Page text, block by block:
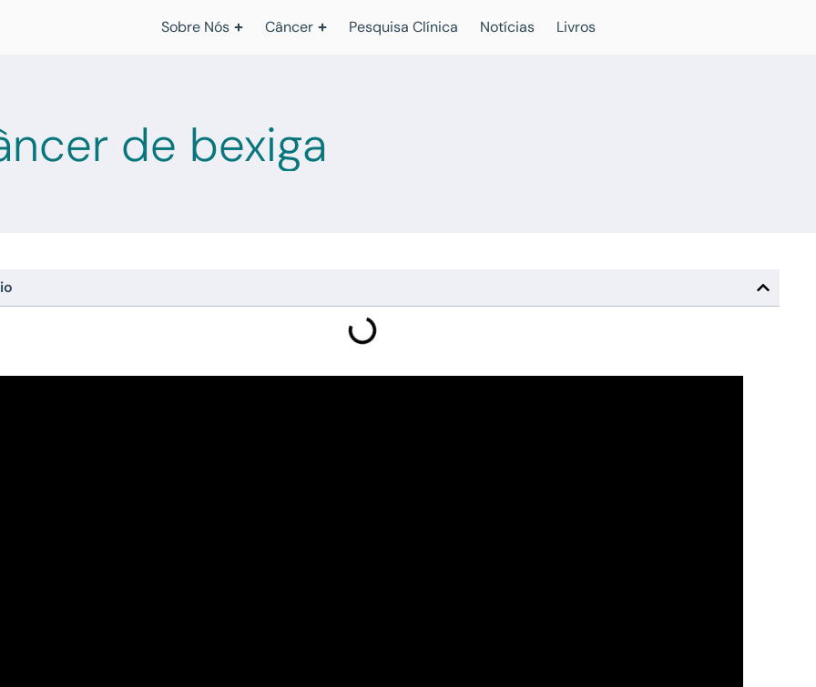
Sobre Nós Câncer Pesquisa Clínica Notícias Livros
de bexiga